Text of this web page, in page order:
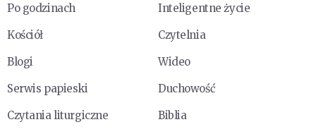
Po godzinach
Inteligentne życie
Kościół
Czytelnia
Blogi
Wideo
Serwis papieski
Duchowość
Czytania liturgiczne
Biblia